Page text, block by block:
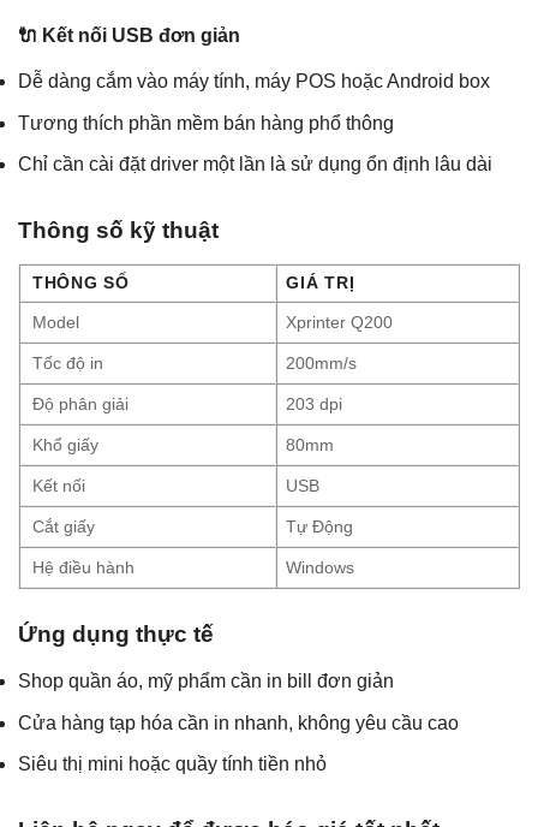
🔌 Kết nối USB đơn giản
Dễ dàng cắm vào máy tính, máy POS hoặc Android box
Tương thích phần mềm bán hàng phổ thông
Chỉ cần cài đặt driver một lần là sử dụng ổn định lâu dài
Thông số kỹ thuật
THÔNG SỐ GIÁ TRỊ
Model Xprinter Q200
Tốc độ in 200mm/s
Độ phân giải 203 dpi
Khổ giấy 80mm
Kết nối USB
Cắt giấy Tự Động
Hệ điều hành Windows
Ứng dụng thực tế
Shop quần áo, mỹ phẩm cần in bill đơn giản
Cửa hàng tạp hóa cần in nhanh, không yêu cầu cao
Siêu thị mini hoặc quầy tính tiền nhỏ